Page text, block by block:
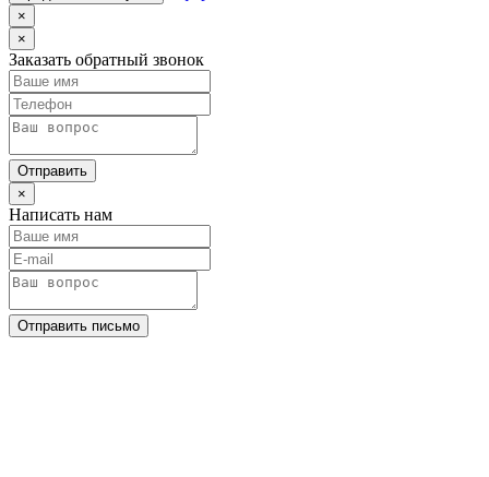
×
×
Заказать обратный звонок
Отправить
×
Написать нам
Отправить письмо